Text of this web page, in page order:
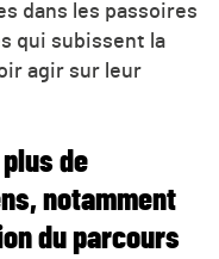
dans les passoires
qui subissent la
agir sur leur
de
notamment
du parcours